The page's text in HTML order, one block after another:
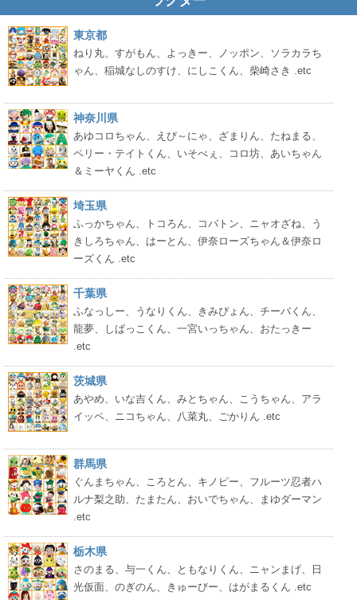
東京都
ねり丸、すがもん、よっきー、ノッポン、ソラカラち
ゃん、稲城なしのすけ、にしこくん、柴崎さき .etc
神奈川県
あゆコロちゃん、えび～にゃ、ざまりん、たねまる、
ペリー・テイトくん、いそべぇ、コロ坊、あいちゃん
＆ミーヤくん .etc
埼玉県
ふっかちゃん、トコろん、コバトン、ニャオざね、う
きしろちゃん、はーとん、伊奈ローズちゃん＆伊奈ロ
ーズくん .etc
千葉県
ふなっしー、うなりくん、きみぴょん、チーバくん、
龍夢、しばっこくん、一宮いっちゃん、おたっきー
.etc
茨城県
あやめ、いな吉くん、みとちゃん、こうちゃん、アラ
イッペ、ニコちゃん、八菜丸、ごかりん .etc
群馬県
ぐんまちゃん、ころとん、キノピー、フルーツ忍者ハ
ルナ梨之助、たまたん、おいでちゃん、まゆダーマン
.etc
栃木県
さのまる、与一くん、ともなりくん、ニャンまげ、日
光仮面、のぎのん、きゅーびー、はがまるくん .etc